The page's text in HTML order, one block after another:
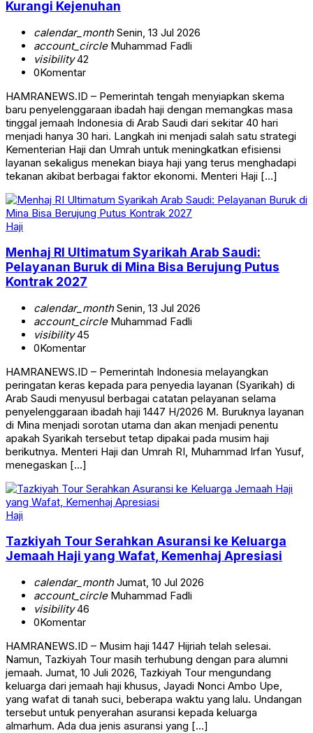
Kurangi Kejenuhan
calendar_monthSenin, 13 Jul 2026
account_circleMuhammad Fadli
visibility42
0Komentar
HAMRANEWS.ID – Pemerintah tengah menyiapkan skema
baru penyelenggaraan ibadah haji dengan memangkas masa
tinggal jemaah Indonesia di Arab Saudi dari sekitar 40 hari
menjadi hanya 30 hari. Langkah ini menjadi salah satu strategi
Kementerian Haji dan Umrah untuk meningkatkan efisiensi
layanan sekaligus menekan biaya haji yang terus menghadapi
tekanan akibat berbagai faktor ekonomi. Menteri Haji […]
Haji
Menhaj RI Ultimatum Syarikah Arab Saudi:
Pelayanan Buruk di Mina Bisa Berujung Putus
Kontrak 2027
calendar_monthSenin, 13 Jul 2026
account_circleMuhammad Fadli
visibility45
0Komentar
HAMRANEWS.ID – Pemerintah Indonesia melayangkan
peringatan keras kepada para penyedia layanan (Syarikah) di
Arab Saudi menyusul berbagai catatan pelayanan selama
penyelenggaraan ibadah haji 1447 H/2026 M. Buruknya layanan
di Mina menjadi sorotan utama dan akan menjadi penentu
apakah Syarikah tersebut tetap dipakai pada musim haji
berikutnya. Menteri Haji dan Umrah RI, Muhammad Irfan Yusuf,
menegaskan […]
Haji
Tazkiyah Tour Serahkan Asuransi ke Keluarga
Jemaah Haji yang Wafat, Kemenhaj Apresiasi
calendar_monthJumat, 10 Jul 2026
account_circleMuhammad Fadli
visibility46
0Komentar
HAMRANEWS.ID – Musim haji 1447 Hijriah telah selesai.
Namun, Tazkiyah Tour masih terhubung dengan para alumni
jemaah. Jumat, 10 Juli 2026, Tazkiyah Tour mengundang
keluarga dari jemaah haji khusus, Jayadi Nonci Ambo Upe,
yang wafat di tanah suci, beberapa waktu yang lalu. Undangan
tersebut untuk penyerahan asuransi kepada keluarga
almarhum. Ada dua jenis asuransi yang […]